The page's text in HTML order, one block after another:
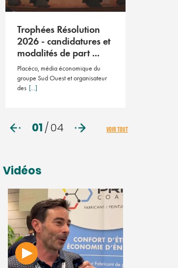
Trophées Résolution
2026 - candidatures et
modalités de part ...
Placéco, média économique du
groupe Sud Ouest et organisateur
des [...]
01/04 VOIR TOUT
Vidéos